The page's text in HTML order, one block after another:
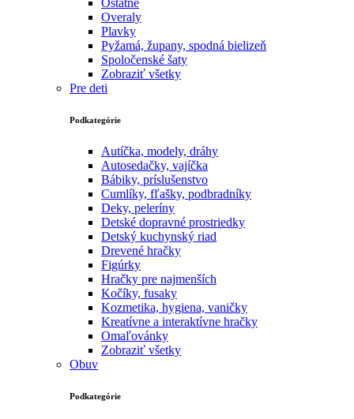
Ostatné
Overaly
Plavky
Pyžamá, župany, spodná bielizeň
Spoločenské šaty
Zobraziť všetky
Pre deti
Podkategórie
Autíčka, modely, dráhy
Autosedačky, vajíčka
Bábiky, príslušenstvo
Cumlíky, fľašky, podbradníky
Deky, peleríny
Detské dopravné prostriedky
Detský kuchynský riad
Drevené hračky
Figúrky
Hračky pre najmenších
Kočíky, fusaky
Kozmetika, hygiena, vaničky
Kreatívne a interaktívne hračky
Omaľovánky
Zobraziť všetky
Obuv
Podkategórie